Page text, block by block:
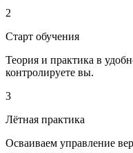
2
Старт обучения
Теория и практика в
контролируете вы.
3
Лётная практика
Осваиваем управление